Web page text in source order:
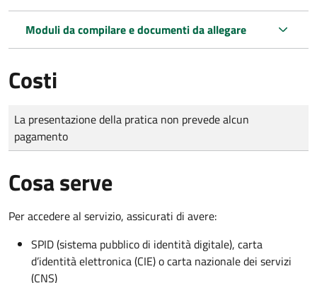
Moduli da compilare e documenti da allegare
Costi
Tipo di pagamento
Importo
La presentazione della pratica non prevede alcun
pagamento
Cosa serve
Per accedere al servizio, assicurati di avere:
SPID (sistema pubblico di identità digitale), carta
d’identità elettronica (CIE) o carta nazionale dei servizi
(CNS)